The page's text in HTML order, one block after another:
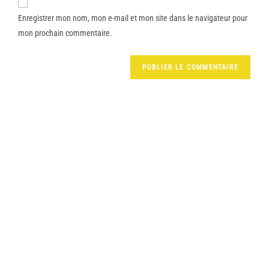
Enregistrer mon nom, mon e-mail et mon site dans le navigateur pour
mon prochain commentaire.